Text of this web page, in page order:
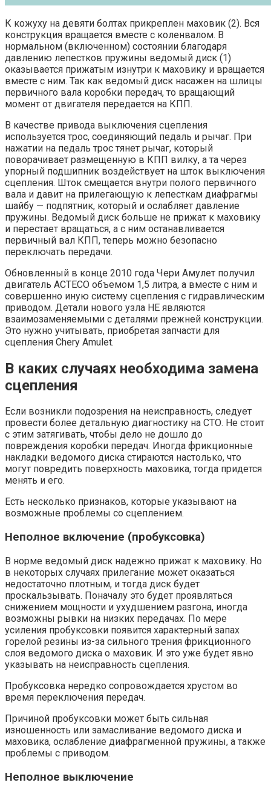
К кожуху на девяти болтах прикреплен маховик (2). Вся
конструкция вращается вместе с коленвалом. В
нормальном (включенном) состоянии благодаря
давлению лепестков пружины ведомый диск (1)
оказывается прижатым изнутри к маховику и вращается
вместе с ним. Так как ведомый диск насажен на шлицы
первичного вала коробки передач, то вращающий
момент от двигателя передается на КПП.
В качестве привода выключения сцепления
используется трос, соединяющий педаль и рычаг. При
нажатии на педаль трос тянет рычаг, который
поворачивает размещенную в КПП вилку, а та через
упорный подшипник воздействует на шток выключения
сцепления. Шток смещается внутри полого первичного
вала и давит на прилегающую к лепесткам диафрагмы
шайбу — подпятник, который и ослабляет давление
пружины. Ведомый диск больше не прижат к маховику
и перестает вращаться, а с ним останавливается
первичный вал КПП, теперь можно безопасно
переключать передачи.
Обновленный в конце 2010 года Чери Амулет получил
двигатель ACTECO объемом 1,5 литра, а вместе с ним и
совершенно иную систему сцепления с гидравлическим
приводом. Детали нового узла НЕ являются
взаимозаменяемыми с деталями прежней конструкции.
Это нужно учитывать, приобретая запчасти для
сцепления Chery Amulet.
В каких случаях необходима замена
сцепления
Если возникли подозрения на неисправность, следует
провести более детальную диагностику на СТО. Не стоит
с этим затягивать, чтобы дело не дошло до
повреждения коробки передач. Иногда фрикционные
накладки ведомого диска стираются настолько, что
могут повредить поверхность маховика, тогда придется
менять и его.
Есть несколько признаков, которые указывают на
возможные проблемы со сцеплением.
Неполное включение (пробуксовка)
В норме ведомый диск надежно прижат к маховику. Но
в некоторых случаях прилегание может оказаться
недостаточно плотным, и тогда диск будет
проскальзывать. Поначалу это будет проявляться
снижением мощности и ухудшением разгона, иногда
возможны рывки на низких передачах. По мере
усиления пробуксовки появится характерный запах
горелой резины из-за сильного трения фрикционного
слоя ведомого диска о маховик. И это уже будет явно
указывать на неисправность сцепления.
Пробуксовка нередко сопровождается хрустом во
время переключения передач.
Причиной пробуксовки может быть сильная
изношенность или замасливание ведомого диска и
маховика, ослабление диафрагменной пружины, а также
проблемы с приводом.
Неполное выключение